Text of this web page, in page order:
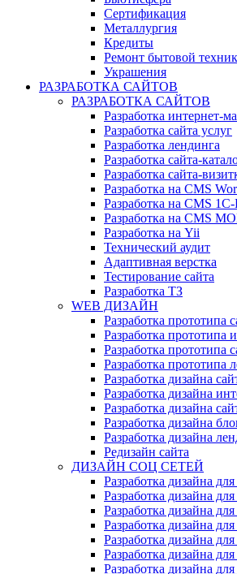
Сертификация
Металлургия
Кредиты
Ремонт бытовой
Украшения
РАЗРАБОТКА САЙТОВ
РАЗРАБОТКА САЙТОВ
Разработка интернет-
Разработка сайта услуг
Разработка лендинга
Разработка сайта-
Разработка сайта-
Разработка на CMS
Разработка на CMS
Разработка на CMS
Разработка на Yii
Технический аудит
Адаптивная верстка
Тестирование сайта
Разработка ТЗ
WEB ДИЗАЙН
Разработка прототипа
Разработка прототипа
Разработка прототипа
Разработка прототипа
Разработка дизайна
Разработка дизайна
Разработка дизайна
Разработка дизайна
Разработка дизайна
Редизайн сайта
ДИЗАЙН СОЦ СЕТЕЙ
Разработка дизайна
Разработка дизайна
Разработка дизайна
Разработка дизайна
Разработка дизайна
Разработка дизайна
Разработка дизайна